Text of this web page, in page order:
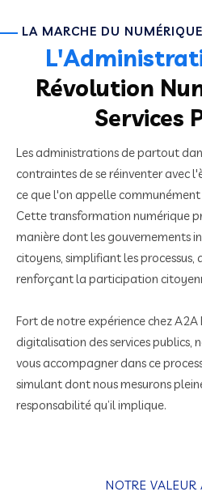
LA MARCHE DU
Révolution
Services
Les administrations de partout
contraintes de se réinventer avec
ce que l'on appelle
Cette transformation numérique
manière dont les gouvernements
citoyens, simplifiant les
renforçant la participation
Fort de notre expérience chez A2A
digitalisation des services publics,
vous accompagner dans ce
simulant dont nous mesurons
responsabilité qu’il implique.
NOTRE VALEUR